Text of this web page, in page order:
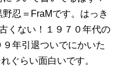
忍＝FraMです。はっき
くない！１９７０年代の
年引退ついでにかいた
ぐらい面白いです。